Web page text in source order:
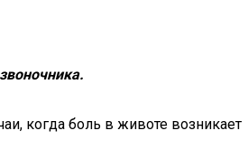
когда боль в животе возникает